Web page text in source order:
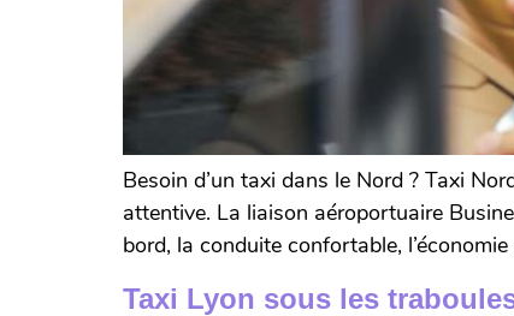
Besoin d’un taxi dans le Nord ? Taxi
attentive. La liaison aéroportuaire
bord, la conduite confortable,
Taxi Lyon sous les